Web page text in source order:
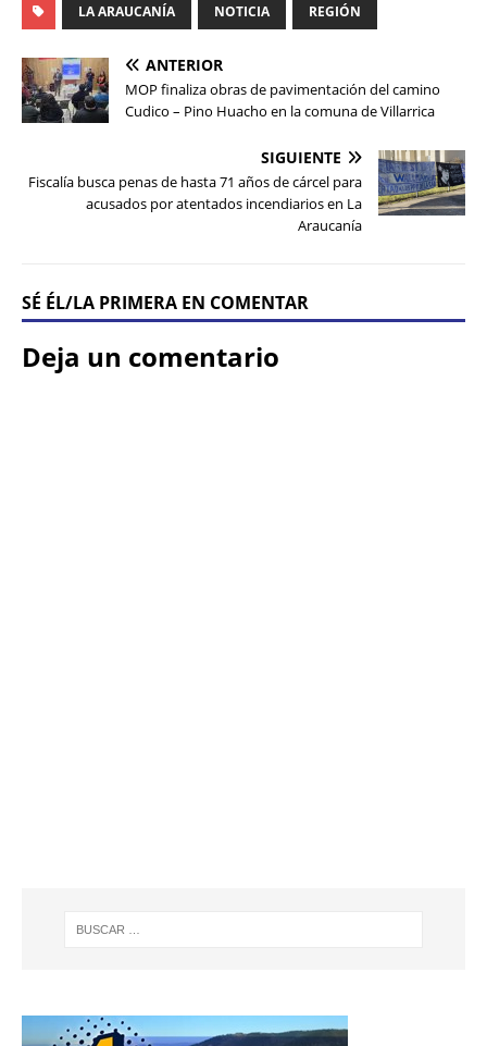
LA ARAUCANÍA NOTICIA REGIÓN
ANTERIOR
MOP finaliza obras de pavimentación del camino
Cudico – Pino Huacho en la comuna de Villarrica
SIGUIENTE
Fiscalía busca penas de hasta 71 años de cárcel para
acusados por atentados incendiarios en La
Araucanía
SÉ ÉL/LA PRIMERA EN COMENTAR
Deja un comentario